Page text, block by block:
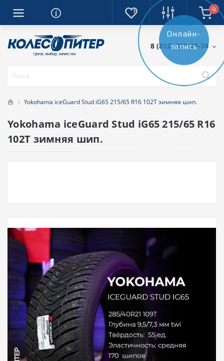
0
8 (812) 389-28-74
Yokohama iceGuard Stud iG65 215/65 R16 102T зимняя шип.
Yokohama iceGuard Stud iG65 215/65 R16
102T зимняя шип.
Онлайн-
запись